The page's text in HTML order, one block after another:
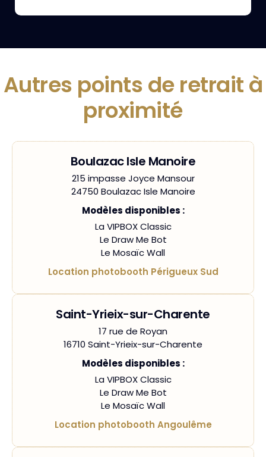
Autres points de retrait à
proximité
Boulazac Isle Manoire
215 impasse Joyce Mansour
24750 Boulazac Isle Manoire
Modèles disponibles :
La VIPBOX Classic
Le Draw Me Bot
Le Mosaïc Wall
Location photobooth Périgueux Sud
Saint-Yrieix-sur-Charente
17 rue de Royan
16710 Saint-Yrieix-sur-Charente
Modèles disponibles :
La VIPBOX Classic
Le Draw Me Bot
Le Mosaïc Wall
Location photobooth Angoulême